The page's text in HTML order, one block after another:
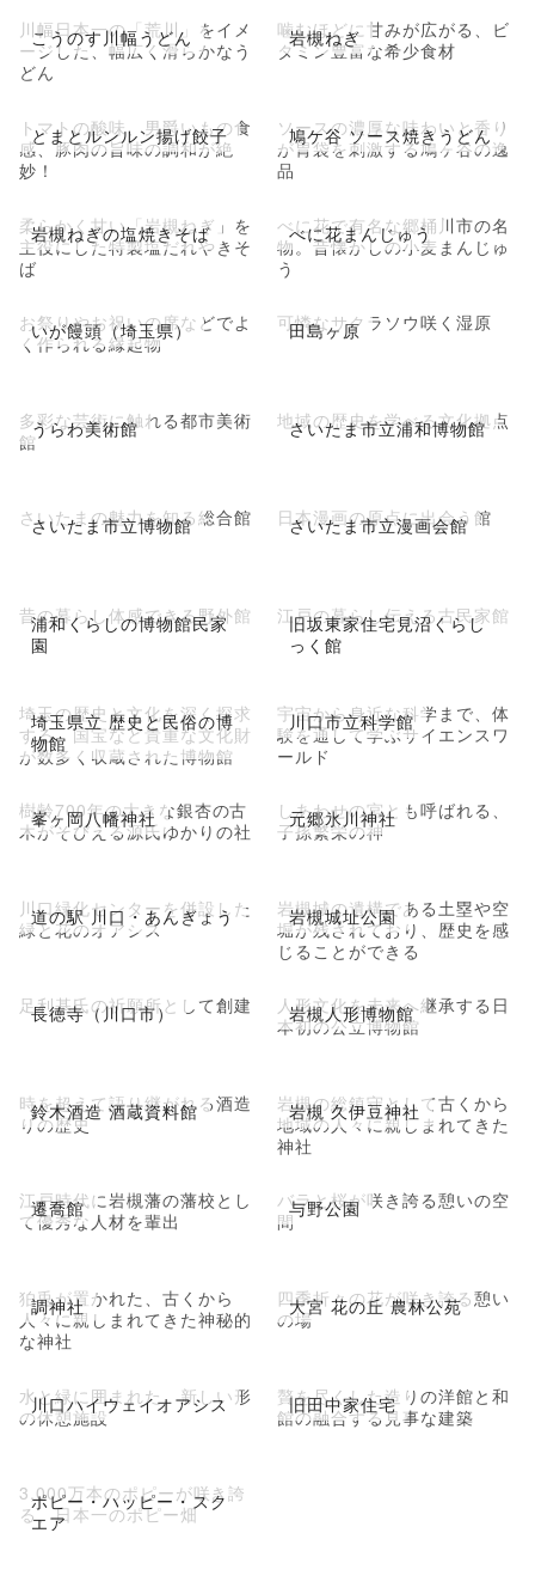
こうのす川幅うどん
川幅日本一の「荒川」をイメ
ージした、幅広く滑らかなう
どん
岩槻ねぎ
噛むほどに甘みが広がる、ビ
タミン豊富な希少食材
とまとルンルン揚げ餃子
トマトの酸味、男爵いもの食
感、豚肉の旨味の調和が絶
妙！
鳩ケ谷 ソース焼きうどん
ソースの濃厚な味わいと香り
が胃袋を刺激する鳩ヶ谷の逸
品
岩槻ねぎの塩焼きそば
柔らかく甘い「岩槻ねぎ」を
主役にした特製塩だれやきそ
ば
べに花まんじゅう
べに花で有名な郷桶川市の名
物。昔懐かしの小麦まんじゅ
う
いが饅頭（埼玉県）
お祭りやお祝いの席などでよ
く作られる縁起物
田島ヶ原
可憐なサクラソウ咲く湿原
うらわ美術館
多彩な芸術に触れる都市美術
館
さいたま市立浦和博物館
地域の歴史を学べる文化拠点
さいたま市立博物館
さいたまの魅力を知る総合館 さいたま市立漫画会館
日本漫画の原点に出会う館
浦和くらしの博物館民家
園
昔の暮らし体感できる野外館
旧坂東家住宅見沼くらし
っく館
江戸の暮らし伝える古民家館
埼玉県立 歴史と民俗の博
物館
埼玉の歴史と文化を深く探求
する、国宝など貴重な文化財
が数多く収蔵された博物館
川口市立科学館
宇宙から身近な科学まで、体
験を通して学ぶサイエンスワ
ールド
峯ヶ岡八幡神社
樹齢700年の大きな銀杏の古
木がそびえる源氏ゆかりの社
元郷氷川神社
しあわせの宮とも呼ばれる、
子孫繁栄の神
道の駅 川口・あんぎょう
川口緑化センターを併設した
緑と花のオアシス
岩槻城址公園
岩槻城の遺構である土塁や空
堀が残されており、歴史を感
じることができる
長徳寺（川口市）
足利基氏の祈願所として創建 岩槻人形博物館
人形文化を未来へ継承する日
本初の公立博物館
鈴木酒造 酒蔵資料館
時を超えて語り継がれる酒造
りの歴史
岩槻 久伊豆神社
岩槻の総鎮守として古くから
地域の人々に親しまれてきた
神社
遷喬館
江戸時代に岩槻藩の藩校とし
て優秀な人材を輩出
与野公園
バラと桜が咲き誇る憩いの空
間
調神社
狛兎が置かれた、古くから
人々に親しまれてきた神秘的
な神社
大宮 花の丘 農林公苑
四季折々の花が咲き誇る憩い
の場
川口ハイウェイオアシス
水と緑に囲まれた、新しい形
の休憩施設
旧田中家住宅
贅を尽くした造りの洋館と和
館の融合する見事な建築
ポピー・ハッピー・スク
エア
3,000万本のポピーが咲き誇
る、日本一のポピー畑